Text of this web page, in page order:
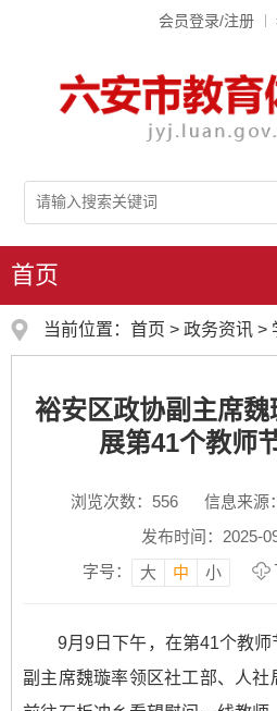
会员登录/注册
首页
当前位置： 首页 > 政务资讯 >
裕安区政协副主席
展第41个教师
浏览次数： 556
信息来源
发布时间：2025-
字号：
大 中 小
9月9日下午，在第41个教
副主席魏璇率领区社工部、人社